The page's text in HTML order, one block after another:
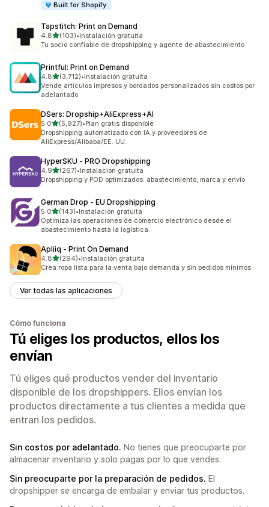
Built for Shopify
Tapstitch: Print on Demand
4.8de 5 estrellas
(103)
103 reseñas en total
•Instalación gratuita
Tu socio confiable de dropshipping y agente de abastecimiento
Printful: Print on Demand
4.8de 5 estrellas
(3,712)
3712 reseñas en total
•Instalación gratuita
Vende artículos impresos y bordados personalizados sin costos por
adelantado
DSers: Dropship+AliExpress+AI
5.0de 5 estrellas
(5,927)
5927 reseñas en total
•Plan gratis disponible
Dropshipping automatizado con IA y proveedores de
AliExpress/Alibaba/EE. UU.
HyperSKU ‑ PRO Dropshipping
4.9de 5 estrellas
(267)
267 reseñas en total
•Instalación gratuita
Dropshipping y POD optimizados: abastecimiento, marca y envío
German Drop ‑ EU Dropshipping
5.0de 5 estrellas
(143)
143 reseñas en total
•Instalación gratuita
Optimiza las operaciones de comercio electrónico desde el
abastecimiento hasta la logística.
Apliiq ‑ Print On Demand
4.8de 5 estrellas
(294)
294 reseñas en total
•Instalación gratuita
Crea ropa lista para la venta bajo demanda y sin pedidos mínimos
Ver todas las aplicaciones
Cómo funciona
Tú eliges los productos, ellos los
envían
Tú eliges qué productos vender del inventario
disponible de los dropshippers. Ellos envían los
productos directamente a tus clientes a medida que
entran los pedidos.
Sin costos por adelantado. No tienes que preocuparte por
almacenar inventario y solo pagas por lo que vendes.
Sin preocuparte por la preparación de pedidos. El
dropshipper se encarga de embalar y enviar tus productos.